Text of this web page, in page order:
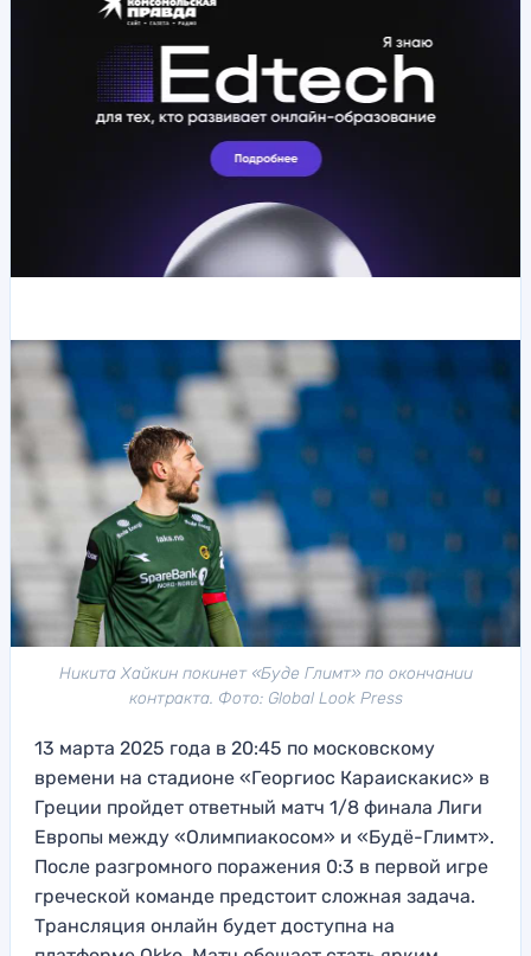
Никита Хайкин покинет «Буде Глимт» по окончании
контракта. Фото: Global Look Press
13 марта 2025 года в 20:45 по московскому
времени на стадионе «Георгиос Караискакис» в
Греции пройдет ответный матч 1/8 финала Лиги
Европы между «Олимпиакосом» и «Будё-Глимт».
После разгромного поражения 0:3 в первой игре
греческой команде предстоит сложная задача.
Трансляция онлайн будет доступна на